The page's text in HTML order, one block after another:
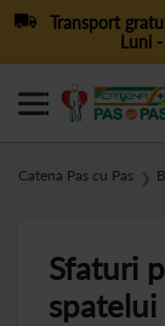
Transport
Luni
Catena Pas cu Pas ❯
Sfaturi